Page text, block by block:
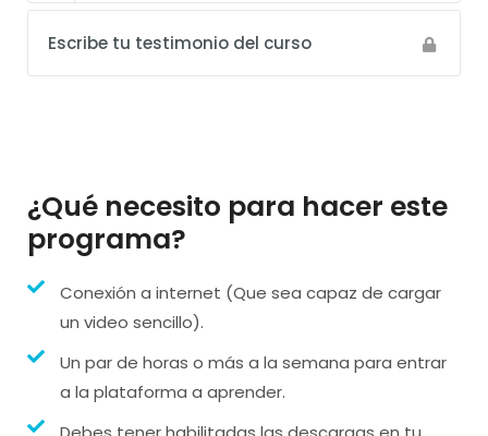
Escribe tu testimonio del curso
¿Qué necesito para hacer este
programa?
Conexión a internet (Que sea capaz de cargar
un video sencillo).
Un par de horas o más a la semana para entrar
a la plataforma a aprender.